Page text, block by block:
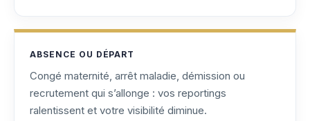
ABSENCE OU DÉPART
Congé maternité, arrêt maladie, démission ou
recrutement qui s’allonge : vos reportings
ralentissent et votre visibilité diminue.